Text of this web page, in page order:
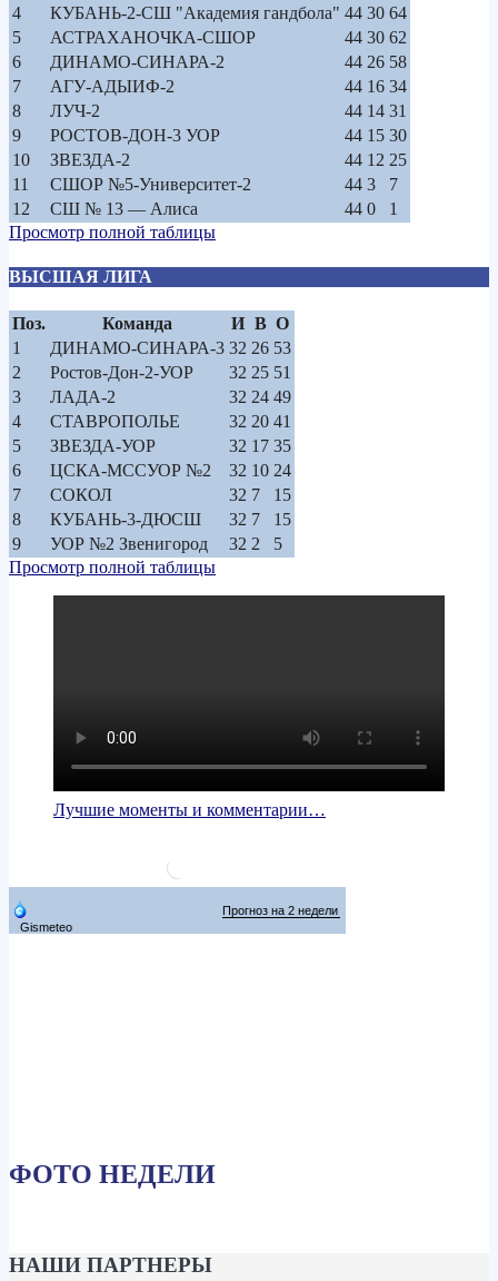
4
КУБАНЬ-2-СШ "Академия гандбола" 44 30 64
5
АСТРАХАНОЧКА-СШОР 44 30 62
6
ДИНАМО-СИНАРА-2 44 26 58
7
АГУ-АДЫИФ-2 44 16 34
8
ЛУЧ-2 44 14 31
9
РОСТОВ-ДОН-3 УОР 44 15 30
10
ЗВЕЗДА-2 44 12 25
11
СШОР №5-Университет-2 44 3
7
12
СШ № 13 — Алиса 44 0
1
Просмотр полной таблицы
ВЫСШАЯ ЛИГА
Поз. Команда И В О
1
ДИНАМО-СИНАРА-3 32 26 53
2
Ростов-Дон-2-УОР 32 25 51
3
ЛАДА-2 32 24 49
4
СТАВРОПОЛЬЕ 32 20 41
5
ЗВЕЗДА-УОР 32 17 35
6
ЦСКА-МССУОР №2 32 10 24
7
СОКОЛ 32 7
15
8
КУБАНЬ-3-ДЮСШ 32 7
15
9
УОР №2 Звенигород 32 2
5
Просмотр полной таблицы
Лучшие моменты и комментарии…
ФОТО НЕДЕЛИ
НАШИ ПАРТНЕРЫ